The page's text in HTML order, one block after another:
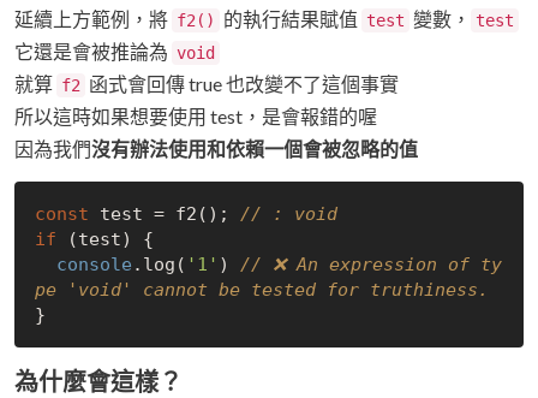
延續上方範例，將 f2() 的執行結果賦值 test 變數， test
它還是會被推論為 void
就算 f2 函式會回傳 true 也改變不了這個事實
所以這時如果想要使用 test，是會報錯的喔
因為我們沒有辦法使用和依賴一個會被忽略的值
const test = f2(); // : void
if (test) {
console .log( '1' ) // ❌ An expression of ty
pe 'void' cannot be tested for truthiness.
為什麼會這樣？